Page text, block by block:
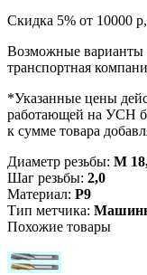
Скидка 5% от 10000
Возможные варианты
транспортная
*Указанные цены
работающей на УСН
к сумме товара
Диаметр резьбы: М
Шаг резьбы: 2,0
Материал: Р9
Тип метчика:
Похожие товары